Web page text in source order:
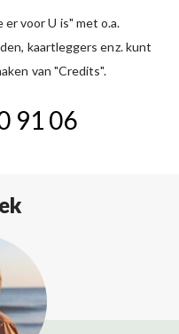
er voor U is" met o.a.
kaartleggers enz. kunt
van "Credits".
91 06